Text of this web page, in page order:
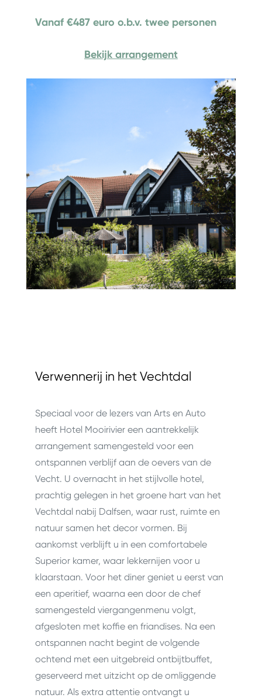
Vanaf €487 euro o.b.v. twee personen
Bekijk arrangement
Verwennerij in het Vechtdal
Speciaal voor de lezers van Arts en Auto
heeft Hotel Mooirivier een aantrekkelijk
arrangement samengesteld voor een
ontspannen verblijf aan de oevers van de
Vecht. U overnacht in het stijlvolle hotel,
prachtig gelegen in het groene hart van het
Vechtdal nabij Dalfsen, waar rust, ruimte en
natuur samen het decor vormen. Bij
aankomst verblijft u in een comfortabele
Superior kamer, waar lekkernijen voor u
klaarstaan. Voor het diner geniet u eerst van
een aperitief, waarna een door de chef
samengesteld viergangenmenu volgt,
afgesloten met koffie en friandises. Na een
ontspannen nacht begint de volgende
ochtend met een uitgebreid ontbijtbuffet,
geserveerd met uitzicht op de omliggende
natuur. Als extra attentie ontvangt u